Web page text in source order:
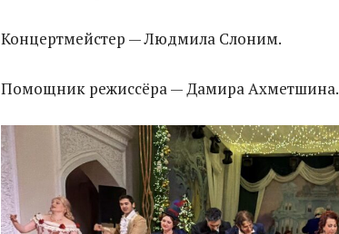
Концертмейстер — Людмила Слоним.
Помощник режиссёра — Дамира Ахметшина.